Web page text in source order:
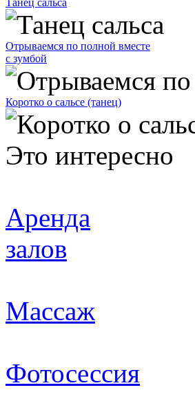
Танец сальса
Отрываемся по полной вместе
с зумбой
Коротко о сальсе (танец)
Это интересно
Аренда
залов
Массаж
Фотосессия